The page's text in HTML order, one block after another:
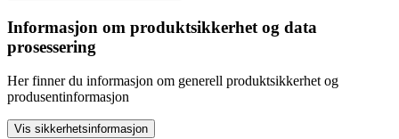
Informasjon om produktsikkerhet og data
prosessering
Her finner du informasjon om generell produktsikkerhet og
produsentinformasjon
Vis sikkerhetsinformasjon